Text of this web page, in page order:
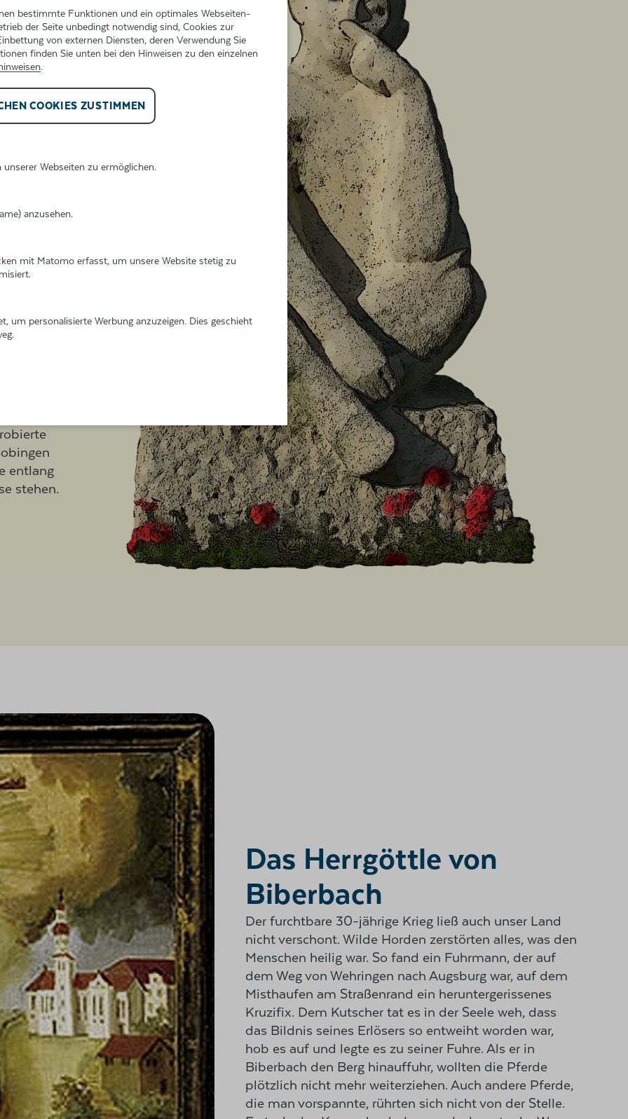
an der
mit
auf
vor
einen
riet dem
zu
er sich
tat
voller
Zeit
und
entlang
stehen.
Das Herrgöttle von
Biberbach
Der furchtbare 30-jährige Krieg ließ auch unser Land
nicht verschont. Wilde Horden zerstörten alles, was den
Menschen heilig war. So fand ein Fuhrmann, der auf
dem Weg von Wehringen nach Augsburg war, auf dem
Misthaufen am Straßenrand ein heruntergerissenes
Kruzifix. Dem Kutscher tat es in der Seele weh, dass
das Bildnis seines Erlösers so entweiht worden war,
hob es auf und legte es zu seiner Fuhre. Als er in
Biberbach den Berg hinauffuhr, wollten die Pferde
plötzlich nicht mehr weiterziehen. Auch andere Pferde,
die man vorspannte, rührten sich nicht von der Stelle.
bestimmte Funktionen und ein optimales Webseiten-
der Seite unbedingt notwendig sind, Cookies zur
von externen Diensten, deren Verwendung Sie
finden Sie unten bei den Hinweisen zu den einzelnen
.
COOKIES ZUSTIMMEN
Webseiten zu ermöglichen.
anzusehen.
mit Matomo erfasst, um unsere Website stetig zu
um personalisierte Werbung anzuzeigen. Dies geschieht